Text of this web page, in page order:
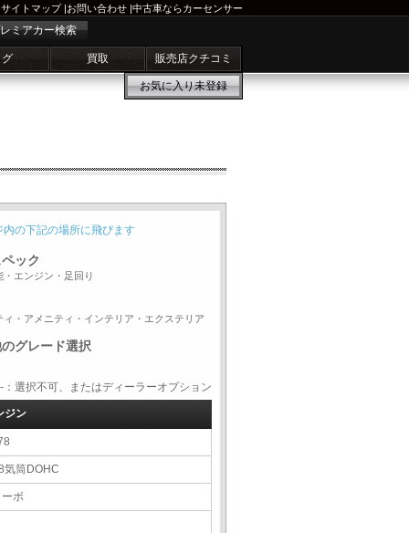
サイトマップ|お問い合わせ |中古車ならカーセンサー
ミアカー検索
買取 販売店クチコミ
お気に入り未登録
内の下記の場所に飛びます
ック
・エンジン・足回り
ィ・アメニティ・インテリア・エクステリア
グレード選択
択不可、またはディーラーオプション
ジン
気筒DOHC
ボ